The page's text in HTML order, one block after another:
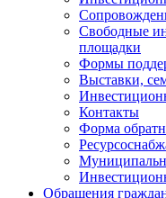
Свободные
площадки
Формы
Выставки,
Контакты
Форма
Обращения